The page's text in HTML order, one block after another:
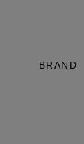
BRAND